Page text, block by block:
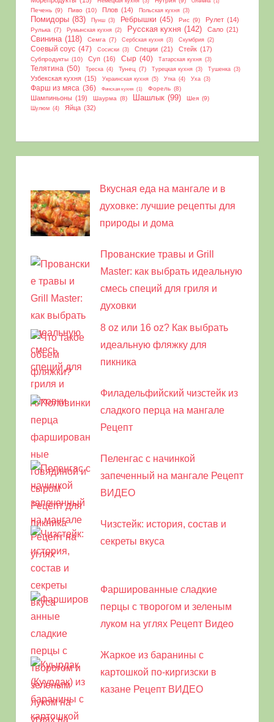
Печень (9) Пиво (10) Плов (14) Польская кухня (3)
Помидоры (83) Пунш (3) Ребрышки (45) Рис (9) Рулет (14)
Рулька (7) Румынская кухня (2) Русская кухня (142) Сало (21)
Свинина (118) Семга (7) Сербская кухня (3) Скумбрия (2)
Соевый соус (47) Сосиски (3) Специи (21) Стейк (17)
Субпродукты (10) Суп (16) Сыр (40) Татарская кухня (3)
Телятина (50) Треска (4) Тунец (7) Турецкая кухня (3) Тушенка (3)
Узбекская кухня (15) Украинская кухня (5) Утка (4) Уха (3)
Фарш из мяса (36) Финская кухня (1) Форель (8)
Шампиньоны (19) Шаурма (8) Шашлык (99) Шея (9)
Шулюм (4) Яйца (32)
Вкусная еда на мангале и в
духовке: лучшие рецепты для
природы и дома
Прованские травы и Grill
Master: как выбрать идеальную
смесь специй для гриля и
духовки
8 oz или 16 oz? Как выбрать
идеальную фляжку для
пикника
Филадельфийский чизстейк из
сладкого перца на мангале
Рецепт
Пеленгас с начинкой
запеченный на мангале Рецепт
ВИДЕО
Чизстейк: история, состав и
секреты вкуса
Фаршированные сладкие
перцы с творогом и зеленым
луком на углях Рецепт Видео
Жаркое из баранины с
картошкой по-киргизски в
казане Рецепт ВИДЕО